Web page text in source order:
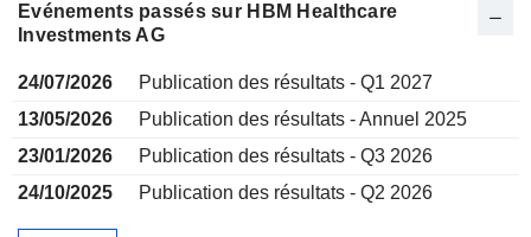
Evénements passés sur HBM Healthcare
Investments AG
24/07/2026
Publication des résultats - Q1 2027
13/05/2026
Publication des résultats - Annuel 2025
23/01/2026
Publication des résultats - Q3 2026
24/10/2025
Publication des résultats - Q2 2026